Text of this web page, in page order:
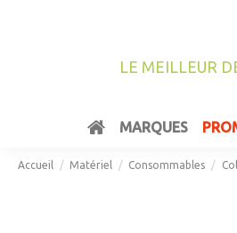
LE MEILLEUR
MARQUES
Accueil Matériel Consommables